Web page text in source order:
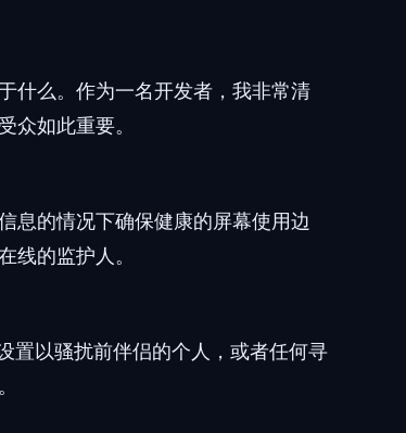
什么。作为一名开发者，我非常清
众如此重要。
息的情况下确保健康的屏幕使用边
线的监护人。
置以骚扰前伴侣的个人，或者任何寻